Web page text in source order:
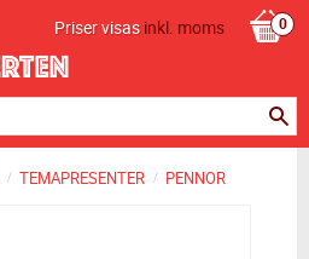
Priser visasinkl. moms
TEMAPRESENTER PENNOR